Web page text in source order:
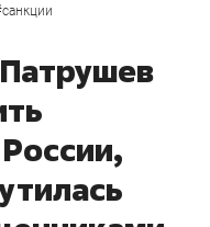
санкции